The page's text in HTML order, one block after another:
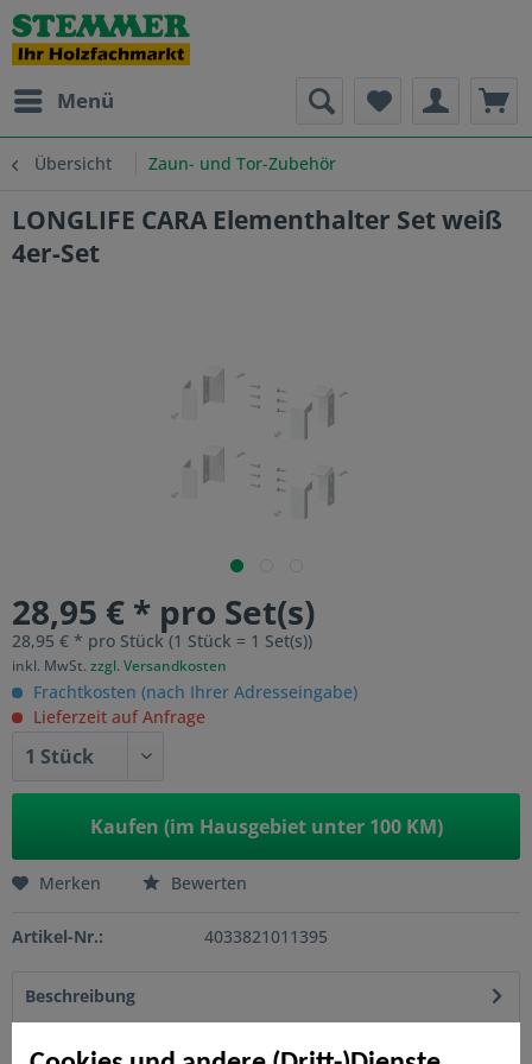
Menü
Übersicht Zaun- und Tor-Zubehör
LONGLIFE CARA Elementhalter Set weiß
4er-Set
28,95 € * pro Set(s)
28,95 € * pro Stück (1 Stück = 1 Set(s))
inkl. MwSt. zzgl. Versandkosten
Frachtkosten (nach Ihrer Adresseingabe)
Lieferzeit auf Anfrage
Kaufen (im Hausgebiet unter 100 KM)
Merken Bewerten
Artikel-Nr.: 4033821011395
Beschreibung
Elementhalter-Set für die Befestigung von CARA Zaun- und
Bogenelementen. Das Set enthält 4...mehr